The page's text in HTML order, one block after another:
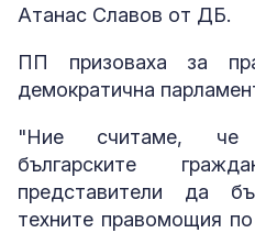
Атанас Славов от ДБ.
ПП призоваха за
демократична
"Ние считаме,
българските
представители да
техните правомощия